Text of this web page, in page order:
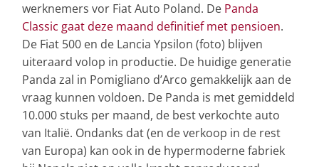
werknemers vor Fiat Auto Poland. De Panda
Classic gaat deze maand definitief met pensioen.
De Fiat 500 en de Lancia Ypsilon (foto) blijven
uiteraard volop in productie. De huidige generatie
Panda zal in Pomigliano d’Arco gemakkelijk aan de
vraag kunnen voldoen. De Panda is met gemiddeld
10.000 stuks per maand, de best verkochte auto
van Italië. Ondanks dat (en de verkoop in de rest
van Europa) kan ook in de hypermoderne fabriek